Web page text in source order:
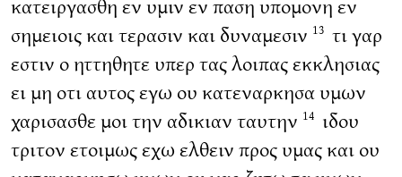
κατειργασθη εν υμιν εν παση υπομονη εν
σημειοις και τερασιν και δυναμεσιν 13 τι γαρ
εστιν ο ηττηθητε υπερ τας λοιπας εκκλησιας
ει μη οτι αυτος εγω ου κατεναρκησα υμων
χαρισασθε μοι την αδικιαν ταυτην 14 ιδου
τριτον ετοιμως εχω ελθειν προς υμας και ου